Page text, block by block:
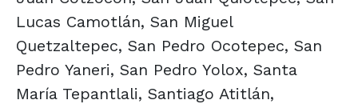
Lucas Camotlán, San Miguel
Quetzaltepec, San Pedro Ocotepec, San
Pedro Yaneri, San Pedro Yolox, Santa
María Tepantlali, Santiago Atitlán,